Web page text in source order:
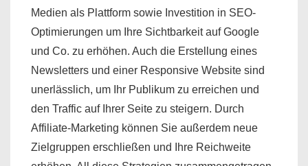
Medien als Plattform sowie Investition in SEO-
Optimierungen um Ihre Sichtbarkeit auf Google
und Co. zu erhöhen. Auch die Erstellung eines
Newsletters und einer Responsive Website sind
unerlässlich, um Ihr Publikum zu erreichen und
den Traffic auf Ihrer Seite zu steigern. Durch
Affiliate-Marketing können Sie außerdem neue
Zielgruppen erschließen und Ihre Reichweite